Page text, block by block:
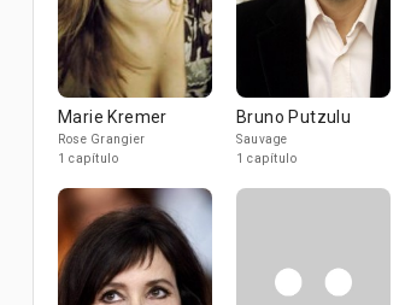
Marie Kremer
Rose Grangier
1 capítulo
Bruno Putzulu
Sauvage
1 capítulo